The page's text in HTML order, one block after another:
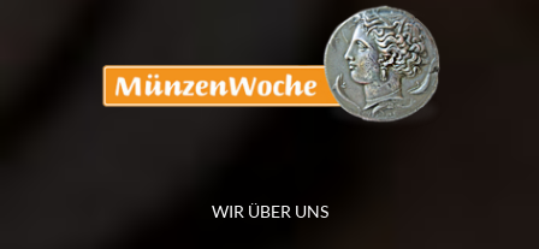
WIR ÜBER UNS